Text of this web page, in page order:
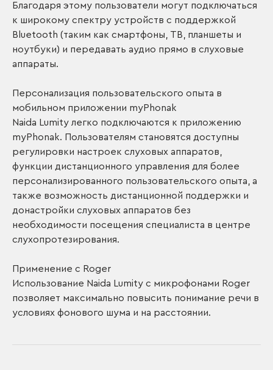
Благодаря этому пользователи могут подключаться
к широкому спектру устройств с поддержкой
Bluetooth (таким как смартфоны, ТВ, планшеты и
ноутбуки) и передавать аудио прямо в слуховые
аппараты.
Персонализация пользовательского опыта в
мобильном приложении myPhonak
Naida Lumity легко подключаются к приложению
myPhonak. Пользователям становятся доступны
регулировки настроек слуховых аппаратов,
функции дистанционного управления для более
персонализированного пользовательского опыта, а
также возможность дистанционной поддержки и
донастройки слуховых аппаратов без
необходимости посещения специалиста в центре
слухопротезирования.
Применение с Roger
Использование Naida Lumity с микрофонами Roger
позволяет максимально повысить понимание речи в
условиях фонового шума и на расстоянии.